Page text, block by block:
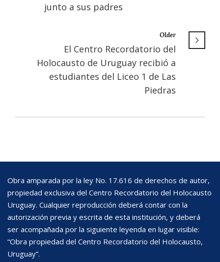
junto a sus padres
Older
El Centro Recordatorio del
Holocausto de Uruguay recibió a
estudiantes del Liceo 1 de Las
Piedras
Obra amparada por la ley No. 17.616 de derechos de autor,
propiedad exclusiva del Centro Recordatorio del Holocausto
Uruguay. Cualquier reproducción deberá contar con la
autorización previa y escrita de esta institución, y deberá
ser acompañada por la siguiente leyenda en lugar visible:
“Obra propiedad del Centro Recordatorio del Holocausto,
Uruguay”.